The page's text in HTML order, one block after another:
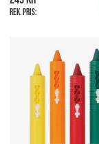
Rek. pris: